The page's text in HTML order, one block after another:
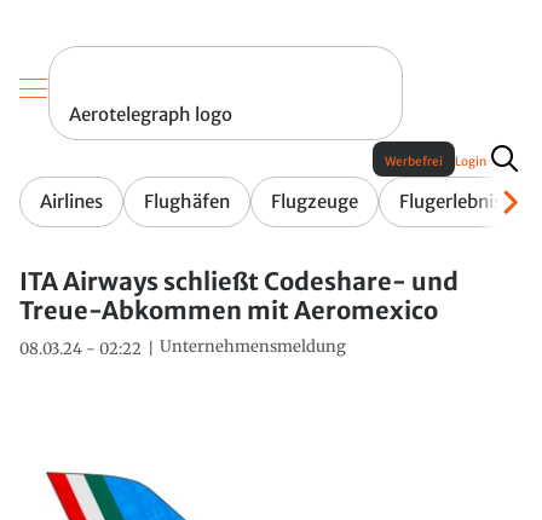
Aerotelegraph logo
Airlines Flughäfen Flugzeuge Flugerlebnis
Werbefrei Login
ITA Airways schließt Codeshare- und
Treue-Abkommen mit Aeromexico
08.03.24 - 02:22 Unternehmensmeldung